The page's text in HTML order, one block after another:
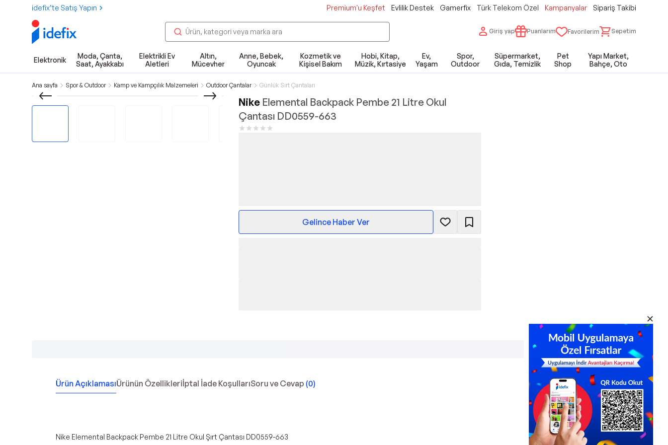
idefix’te Satış Yapın Premium'u Keşfet Evlilik Destek Gamerfix Türk Telekom Özel Kampanyalar Sipariş Takibi
Giriş yap Puanlarım Favorilerim Sepetim
Elektronik
Moda, Çanta,
Saat, Ayakkabı
Elektrikli Ev
Aletleri
Altın,
Mücevher
Anne, Bebek,
Oyuncak
Kozmetik ve
Kişisel Bakım
Hobi, Kitap,
Müzik, Kırtasiye
Ev,
Yaşam
Spor,
Outdoor
Süpermarket,
Gıda, Temizlik
Pet
Shop
Yapı Market,
Bahçe, Oto
Ana sayfa Spor & Outdoor Kamp ve Kampçılık Malzemeleri Outdoor Çantalar Günlük Sırt Çantaları
Nike Elemental Backpack Pembe 21 Litre Okul
Çantası DD0559-663
Gelince Haber Ver
Ürün AçıklamasıÜrünün Özellikleriİptal İade KoşullarıSoru ve Cevap (0)
Nike Elemental Backpack Pembe 21 Litre Okul Şırt Çantası DD0559-663